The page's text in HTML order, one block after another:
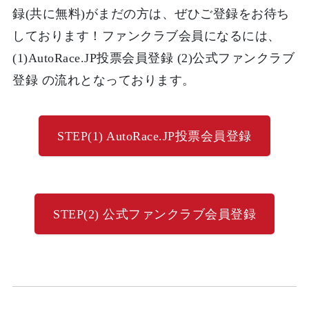
録(共に無料)がまだの方は、ぜひご登録をお待ち
しております！ファンクラブ会員になるには、
(1)AutoRace.JP投票会員登録 (2)公式ファンクラブ
登録 の流れとなっております。
STEP(1) AutoRace.JP投票会員登録
STEP(2) 公式ファンクラブ会員登録